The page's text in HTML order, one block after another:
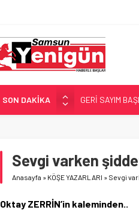
SON DAKİKA
GERİ SAYIM
İŞTE FINDIK
YÖNETİCİ
Sevgi varken
Anasayfa » KÖŞE YAZARLARI » Sevgi
Oktay ZERRİN’in kaleminden..